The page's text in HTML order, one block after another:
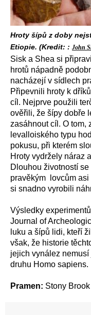
Hroty šípů z doby
Etiopie. (Kredit: : John
Sisk a Shea si
hrotů nápadně
nacházejí v sídlech
Připevnili hroty k
cíl. Nejprve použili
ověřili, že šípy dobře
zasáhnout cíl. O tom,
levalloiského typu
pokusu, při kterém
Hroty vydržely náraz
Dlouhou životností
pravěkým lovcům
si snadno vyrobili
Výsledky
Journal of
luku a šípů lidi, kteří
však, že historie
jejich vynález
druhu Homo sapiens.
Pramen: Stony